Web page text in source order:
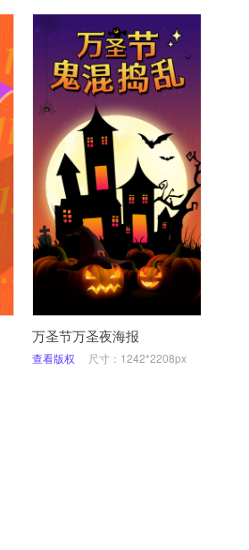
万圣节万圣夜海报
查看版权 尺寸：1242*2208px